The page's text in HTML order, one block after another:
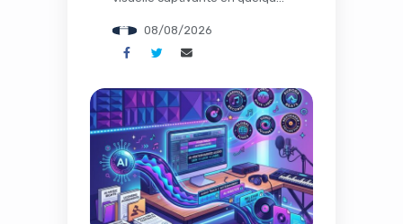
canapé ou votre bureau
nomade. Dans un monde où le
sur les réseaux sociaux et les
campagnes marketing,
disposer du bon outil peut faire
toute la différence entre un
projet amateur et une […]
08/08/2026